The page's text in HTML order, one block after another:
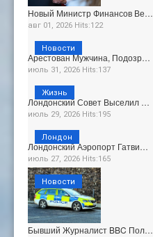
Новый Министр Финансов Ве…
авг 01, 2026 Hits:122
Арестован Мужчина, Подозр…
июль 31, 2026 Hits:137
Новости
Лондонский Совет Выселил …
июль 29, 2026 Hits:195
Жизнь
Лондонский Аэропорт Гатви…
июль 27, 2026 Hits:165
Лондон
Бывший Журналист BBC Пол…
Новости